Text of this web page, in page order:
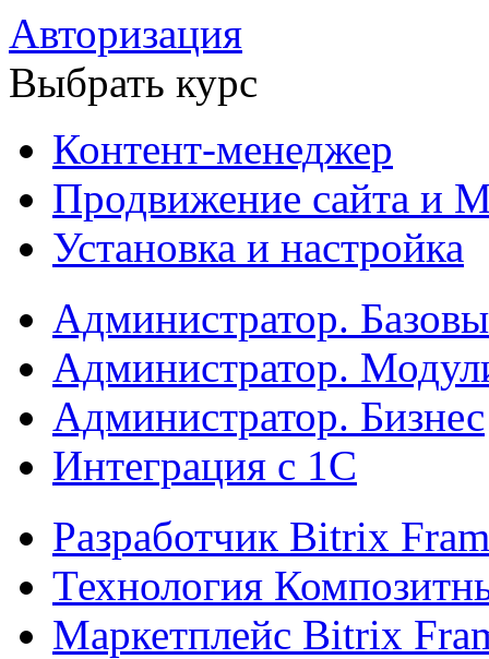
Авторизация
Выбрать курс
Контент-менеджер
Продвижение сайта и
Установка и настройка
Администратор.
Администратор.
Администратор. Бизнес
Интеграция с 1С
Разработчик Bitrix
Технология
Маркетплейс Bitrix